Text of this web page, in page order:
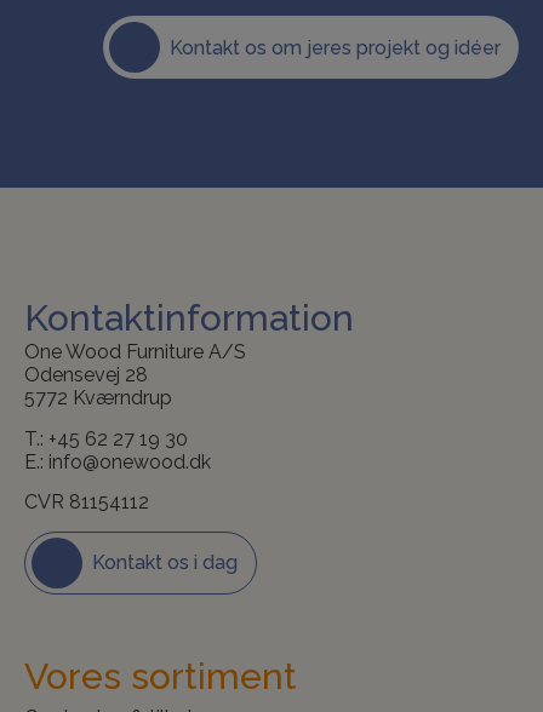
Kontakt os om jeres projekt og idéer
Kontaktinformation
One Wood Furniture A/S
Odensevej 28
5772 Kværndrup
T.: +45 62 27 19 30
E.: info@onewood.dk
CVR 81154112
Kontakt os i dag
Vores sortiment